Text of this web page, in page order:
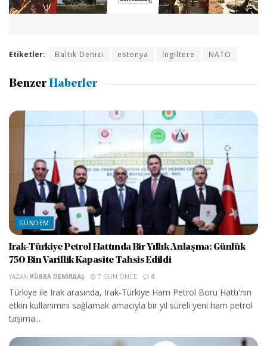
Etiketler: Baltık Denizi estonya İngiltere NATO
Benzer Haberler
GÜNDEM
Irak-Türkiye Petrol Hattında Bir Yıllık Anlaşma: Günlük
750 Bin Varillik Kapasite Tahsis Edildi
YAZAN KÜBRA DEMIRBAŞ 7 GÜN ÖNCE 0
Türkiye ile Irak arasında, Irak-Türkiye Ham Petrol Boru Hattı'nın
etkin kullanımını sağlamak amacıyla bir yıl süreli yeni ham petrol
taşıma...